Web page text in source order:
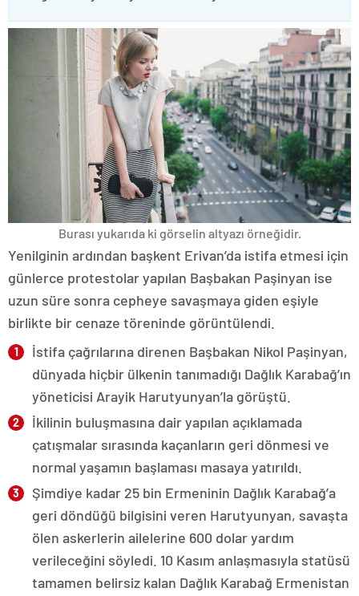
Burası yukarıda ki görselin altyazı örneğidir.
Yenilginin ardından başkent Erivan’da istifa etmesi için
günlerce protestolar yapılan Başbakan Paşinyan ise
uzun süre sonra cepheye savaşmaya giden eşiyle
birlikte bir cenaze töreninde görüntülendi.
İstifa çağrılarına direnen Başbakan Nikol Paşinyan,
dünyada hiçbir ülkenin tanımadığı Dağlık Karabağ’ın
yöneticisi Arayik Harutyunyan’la görüştü.
İkilinin buluşmasına dair yapılan açıklamada
çatışmalar sırasında kaçanların geri dönmesi ve
normal yaşamın başlaması masaya yatırıldı.
Şimdiye kadar 25 bin Ermeninin Dağlık Karabağ’a
geri döndüğü bilgisini veren Harutyunyan, savaşta
ölen askerlerin ailelerine 600 dolar yardım
verileceğini söyledi. 10 Kasım anlaşmasıyla statüsü
tamamen belirsiz kalan Dağlık Karabağ Ermenistan